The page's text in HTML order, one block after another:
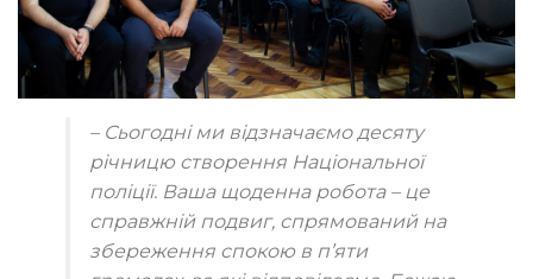
– Сьогодні ми відзначаємо десяту
річницю створення Національної
поліції. Ваша щоденна робота – це
справжній подвиг, спрямований на
збереження спокою в п’яти